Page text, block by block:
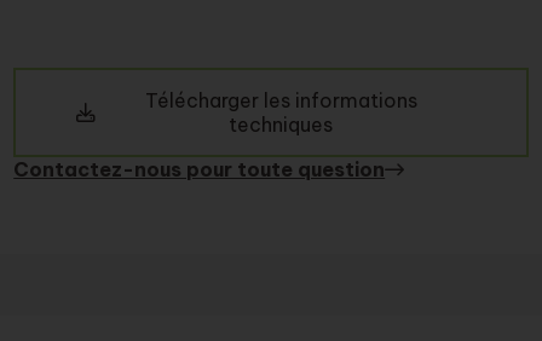
Télécharger les informations
techniques
Contactez-nous pour toute question